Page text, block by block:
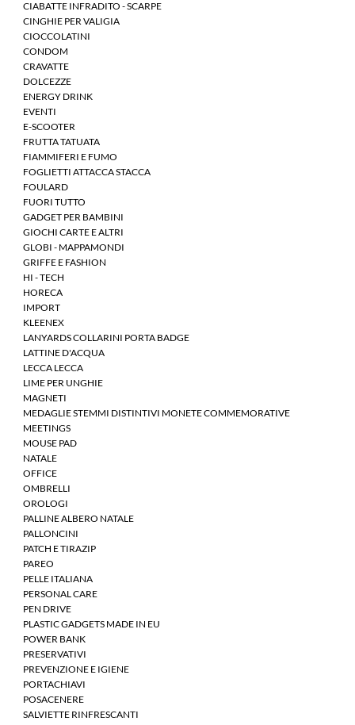
CIABATTE INFRADITO - SCARPE
CINGHIE PER VALIGIA
CIOCCOLATINI
CONDOM
CRAVATTE
DOLCEZZE
ENERGY DRINK
EVENTI
E-SCOOTER
FRUTTA TATUATA
FIAMMIFERI E FUMO
FOGLIETTI ATTACCA STACCA
FOULARD
FUORI TUTTO
GADGET PER BAMBINI
GIOCHI CARTE E ALTRI
GLOBI - MAPPAMONDI
GRIFFE E FASHION
HI - TECH
HORECA
IMPORT
KLEENEX
LANYARDS COLLARINI PORTA BADGE
LATTINE D'ACQUA
LECCA LECCA
LIME PER UNGHIE
MAGNETI
MEDAGLIE STEMMI DISTINTIVI MONETE COMMEMORATIVE
MEETINGS
MOUSE PAD
NATALE
OFFICE
OMBRELLI
OROLOGI
PALLINE ALBERO NATALE
PALLONCINI
PATCH E TIRAZIP
PAREO
PELLE ITALIANA
PERSONAL CARE
PEN DRIVE
PLASTIC GADGETS MADE IN EU
POWER BANK
PRESERVATIVI
PREVENZIONE E IGIENE
PORTACHIAVI
POSACENERE
SALVIETTE RINFRESCANTI